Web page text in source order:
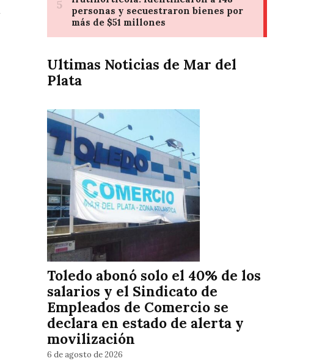
Ultimas Noticias de Mar del
Plata
Toledo abonó solo el 40% de los
salarios y el Sindicato de
Empleados de Comercio se
declara en estado de alerta y
movilización
6 de agosto de 2026